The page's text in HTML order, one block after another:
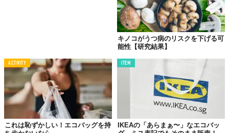
キノコがうつ病のリスクを下げる可
能性【研究結果】
ACTIVITY
これは恥ずかしい！エコバッグを持
ITEM
IKEAの「あらまぁ〜」なエコバッ